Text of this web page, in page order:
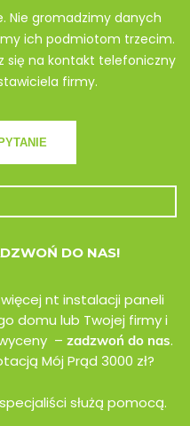
Nie gromadzimy danych
ich podmiotom trzecim.
się na kontakt telefoniczny
firmy.
DO NAS!
nt instalacji paneli
domu lub Twojej firmy i
– zadzwoń do nas.
Mój Prąd 3000 zł?
służą pomocą.